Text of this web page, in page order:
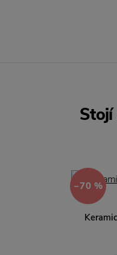
Stojí
−70 %